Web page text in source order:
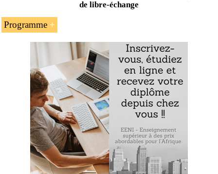
de libre-échange
Programme
L’introduction à l’accord de libre-échange
Association européenne de libre-échange (AELE)
Les sujets inclus dans l’accord de libre-échange
Serbie-AELE
Le commerce international entre les pays de
l’AELE et la Serbie
Exemple : l’accord AELE-Serbie :